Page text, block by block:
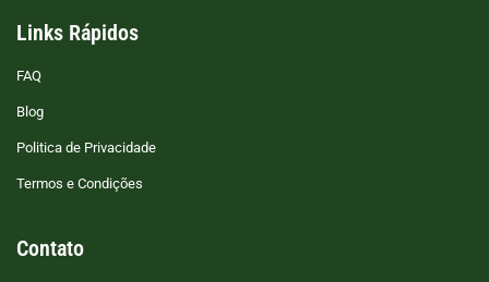
Links Rápidos
FAQ
Blog
Politica de Privacidade
Termos e Condições
Contato